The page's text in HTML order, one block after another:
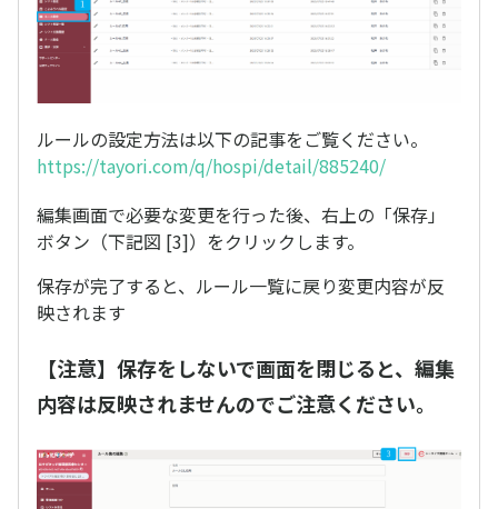
ルールの設定方法は以下の記事をご覧ください。
https://tayori.com/q/hospi/detail/885240/
編集画面で必要な変更を行った後、右上の「保存」
ボタン（下記図 [3]）をクリックします。
保存が完了すると、ルール一覧に戻り変更内容が反
映されます
【注意】保存をしないで画面を閉じると、編集
内容は反映されませんのでご注意ください。